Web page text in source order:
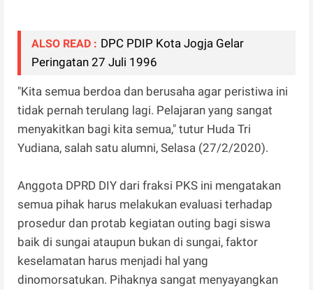
ALSO READ : DPC PDIP Kota Jogja Gelar
Peringatan 27 Juli 1996
"Kita semua berdoa dan berusaha agar peristiwa ini
tidak pernah terulang lagi. Pelajaran yang sangat
menyakitkan bagi kita semua," tutur Huda Tri
Yudiana, salah satu alumni, Selasa (27/2/2020).
Anggota DPRD DIY dari fraksi PKS ini mengatakan
semua pihak harus melakukan evaluasi terhadap
prosedur dan protab kegiatan outing bagi siswa
baik di sungai ataupun bukan di sungai, faktor
keselamatan harus menjadi hal yang
dinomorsatukan. Pihaknya sangat menyayangkan